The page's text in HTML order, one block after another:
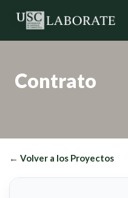
Saltar
Contrato
← Volver a los Proyectos